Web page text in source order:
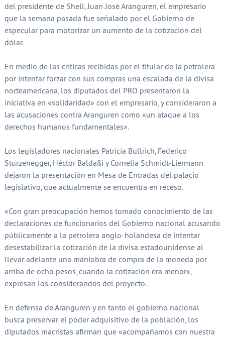
del presidente de Shell, Juan José Aranguren, el empresario
que la semana pasada fue señalado por el Gobierno de
especular para motorizar un aumento de la cotización del
dólar.
En medio de las críticas recibidas por el titular de la petrolera
por intentar forzar con sus compras una escalada de la divisa
norteamericana, los diputados del PRO presentaron la
iniciativa en «solidaridad» con el empresario, y consideraron a
las acusaciones contra Aranguren como «un ataque a los
derechos humanos fundamentales».
Los legisladores nacionales Patricia Bullrich, Federico
Sturzenegger, Héctor Baldassi y Cornelia Schmidt-Liermann
dejaron la presentación en Mesa de Entradas del palacio
legislativo, que actualmente se encuentra en receso.
«Con gran preocupación hemos tomado conocimiento de las
declaraciones de funcionarios del Gobierno nacional acusando
públicamente a la petrolera anglo-holandesa de intentar
desestabilizar la cotización de la divisa estadounidense al
llevar adelante una maniobra de compra de la moneda por
arriba de ocho pesos, cuando la cotización era menor»,
expresan los considerandos del proyecto.
En defensa de Aranguren y en tanto el gobierno nacional
busca preservar el poder adquisitivo de la población, los
diputados macristas afirman que «acompañamos con nuestra